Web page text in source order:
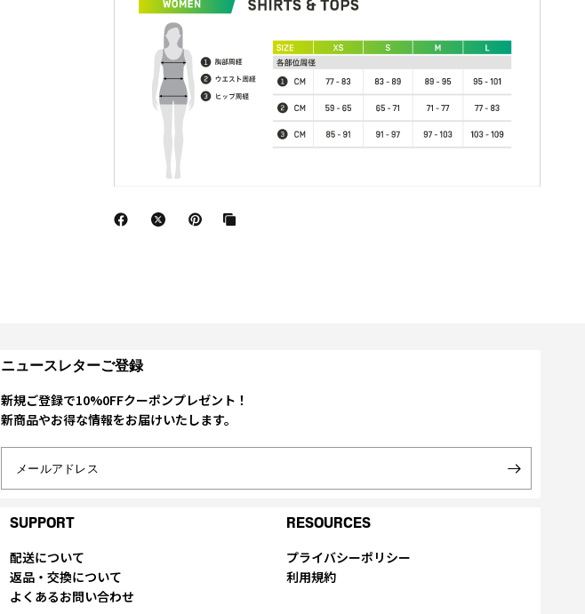
ニュースレターご登録
新規ご登録で10%0FFクーポンプレゼント！
新商品やお得な情報をお届けいたします。
メールアドレス
SUPPORT
配送について
返品・交換について
よくあるお問い合わせ
RESOURCES
プライバシーポリシー
利用規約